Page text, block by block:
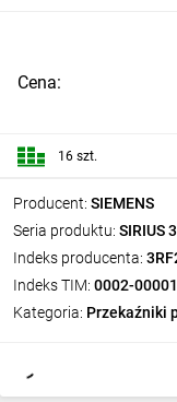
Producent: SIEMENS
Seria produktu: SIRIUS
Indeks producenta:
Indeks TIM: 0002-
Kategoria: Przekaźniki
Cena:
16 szt.